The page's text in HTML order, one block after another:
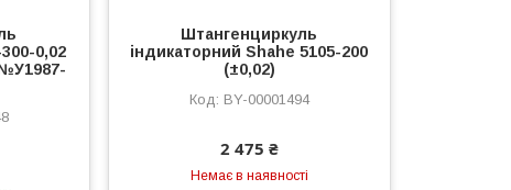
0,02
Штангенциркуль
індикаторний Shahe 5105-200
(±0,02)
BY-00001494
2 475 ₴
Немає в наявності